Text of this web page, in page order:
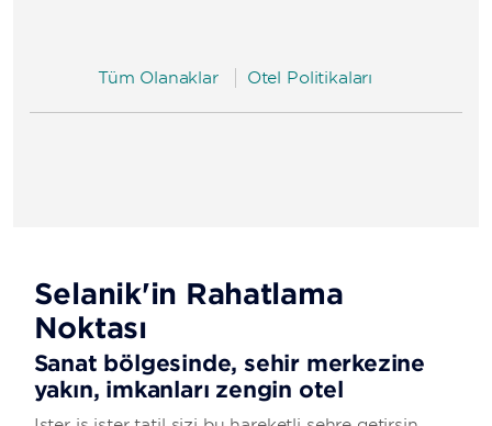
Tüm Olanaklar Otel Politikaları
Selanik'in Rahatlama
Noktası
Sanat bölgesinde, şehir merkezine
yakın, imkanları zengin otel